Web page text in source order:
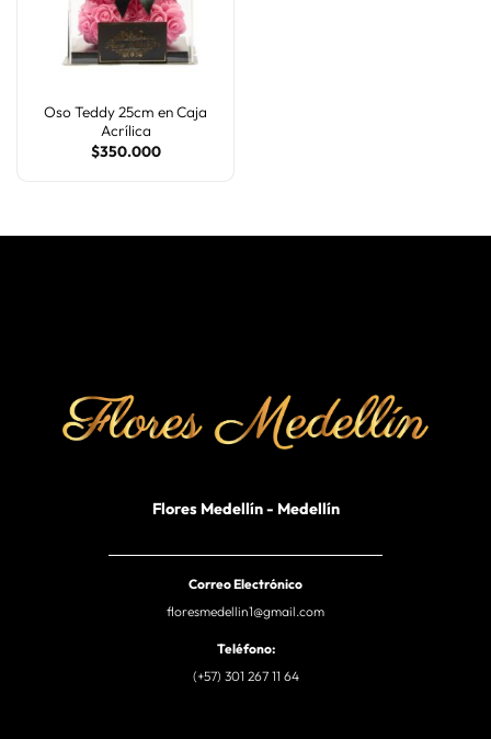
Oso Teddy 25cm en Caja
Acrílica
$350.000
Flores Medellín - Medellín
Correo Electrónico
floresmedellin1@gmail.com
Teléfono:
(+57) 301 267 11 64